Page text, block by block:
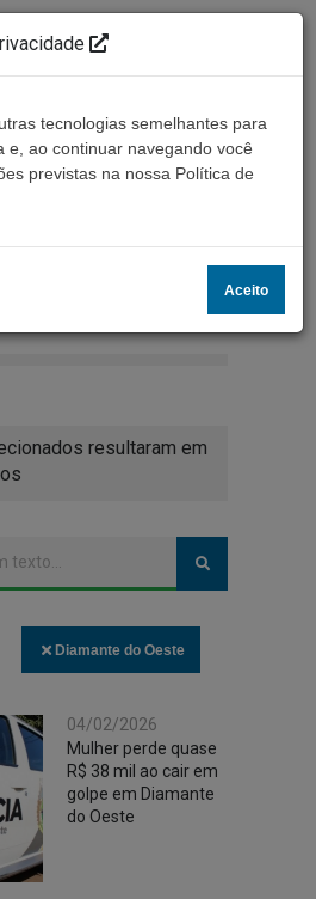
da busca
Buscar
resultaram em
Diamante do Oeste
04/02/2026
Mulher perde quase
R$ 38 mil ao cair em
golpe em Diamante
do Oeste
tecnologias semelhantes para
e, ao continuar navegando você
previstas na nossa Política de
Aceito